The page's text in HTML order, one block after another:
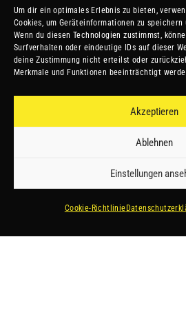
Um dir ein optimales Erlebnis zu bieten,
Cookies, um Geräteinformationen zu
Wenn du diesen Technologien zustimmst,
Surfverhalten oder eindeutige IDs auf dieser
deine Zustimmung nicht erteilst oder
Merkmale und Funktionen beeinträchtigt
Akzeptieren
Ablehnen
Einstellungen
Cookie-Richtlinie
SEI STARK.